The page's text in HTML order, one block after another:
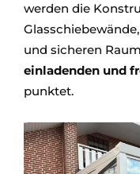
werden die
und sicheren
einladenden und
punktet.